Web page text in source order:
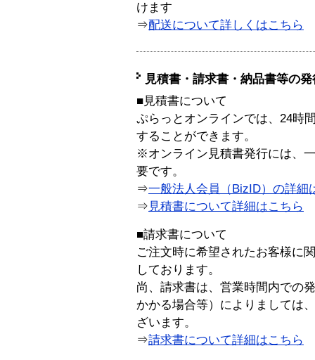
けます
⇒配送について詳しくはこちら
見積書・請求書・納品書等の
■見積書について
ぷらっとオンラインでは、24時
することができます。
※オンライン見積書発行には、
要です。
⇒一般法人会員（BizID）の詳細
⇒ 見積書について詳細はこちら
■請求書について
ご注文時に希望されたお客様に
しております。
尚、請求書は、営業時間内での
かかる場合等）によりましては
ざいます。
⇒請求書について詳細はこちら